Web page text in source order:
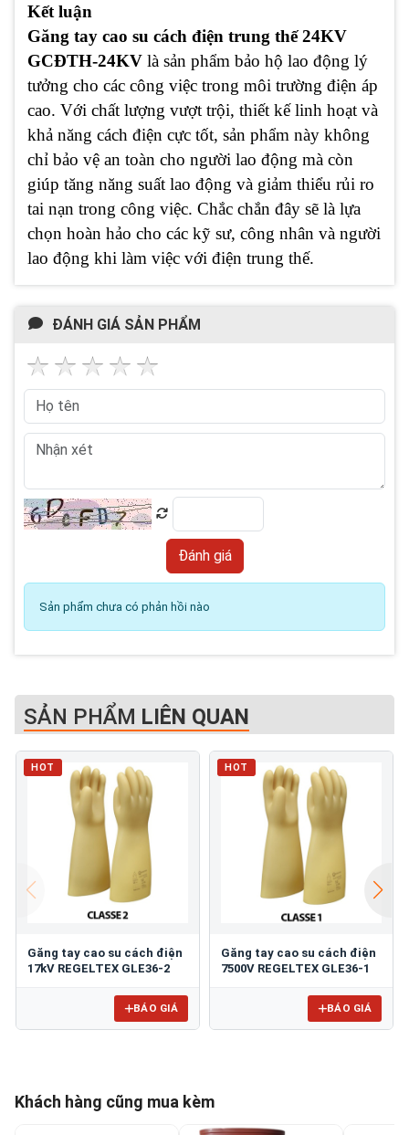
Kết luận
Găng tay cao su cách điện trung thế 24KV
GCĐTH-24KV là sản phẩm bảo hộ lao động lý
tưởng cho các công việc trong môi trường điện áp
cao. Với chất lượng vượt trội, thiết kế linh hoạt và
khả năng cách điện cực tốt, sản phẩm này không
chỉ bảo vệ an toàn cho người lao động mà còn
giúp tăng năng suất lao động và giảm thiểu rủi ro
tai nạn trong công việc. Chắc chắn đây sẽ là lựa
chọn hoàn hảo cho các kỹ sư, công nhân và người
lao động khi làm việc với điện trung thế.
ĐÁNH GIÁ SẢN PHẨM
Sản phẩm chưa có phản hồi nào
SẢN PHẨM LIÊN QUAN
HOT
Găng tay cao su cách điện
17kV REGELTEX GLE36-2
BÁO GIÁ
HOT
Găng tay cao su cách điện
7500V REGELTEX GLE36-1
BÁO GIÁ
Khách hàng cũng mua kèm